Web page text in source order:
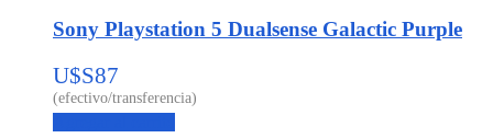
Sony Playstation 5 Dualsense Galactic Purple
U$S87